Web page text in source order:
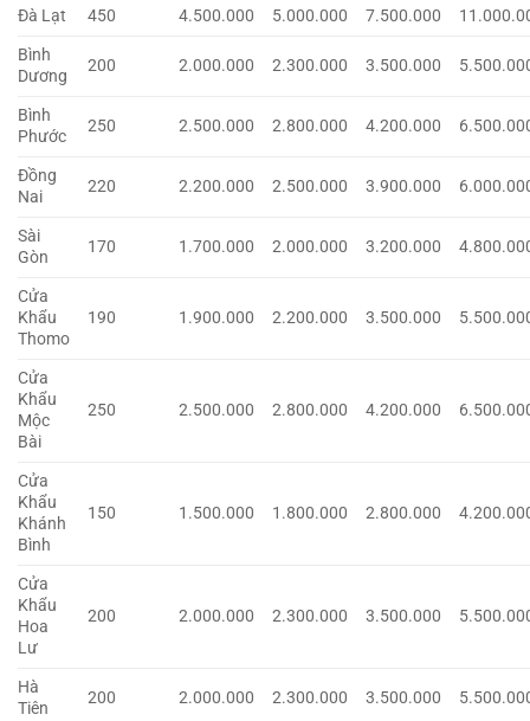
Đà Lạt
450 4.500.000 5.000.000 7.500.000
Bình
Dương
200 2.000.000 2.300.000 3.500.000
Bình
Phước
250 2.500.000 2.800.000 4.200.000
Đồng
Nai
220 2.200.000 2.500.000 3.900.000
Sài
Gòn
170 1.700.000 2.000.000 3.200.000
Cửa
Khẩu
Thomo
190 1.900.000 2.200.000 3.500.000
Cửa
Khẩu
Mộc
Bài
250 2.500.000 2.800.000 4.200.000
Cửa
Khẩu
Khánh
Bình
150 1.500.000 1.800.000 2.800.000
Cửa
Khẩu
Hoa
Lư
200 2.000.000 2.300.000 3.500.000
Hà
Tiên
200 2.000.000 2.300.000 3.500.000